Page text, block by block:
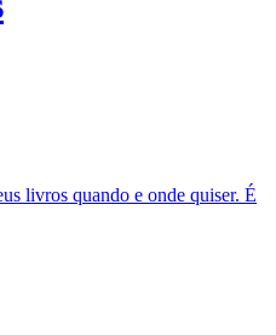
livros quando e onde quiser. É